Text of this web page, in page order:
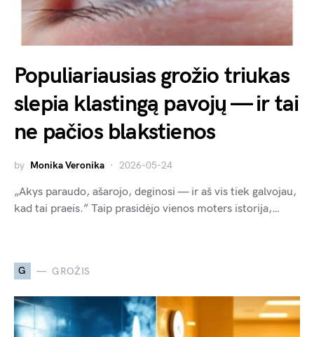
Populiariausias grožio triukas
slepia klastingą pavojų — ir tai
ne pačios blakstienos
by Monika Veronika 2026-05-24
„Akys paraudo, ašarojo, deginosi — ir aš vis tiek galvojau,
kad tai praeis.” Taip prasidėjo vienos moters istorija,…
G GROŽIS